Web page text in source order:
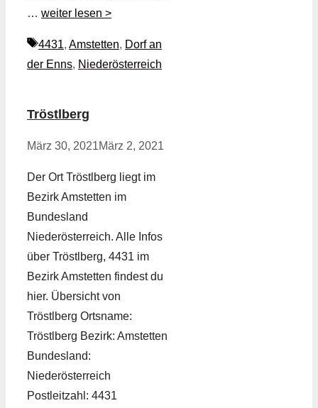
… weiter lesen >
Schlagwörter
4431, Amstetten, Dorf an
der Enns, Niederösterreich
Tröstlberg
März 30, 2021März 2, 2021
Der Ort Tröstlberg liegt im
Bezirk Amstetten im
Bundesland
Niederösterreich. Alle Infos
über Tröstlberg, 4431 im
Bezirk Amstetten findest du
hier. Übersicht von
Tröstlberg Ortsname:
Tröstlberg Bezirk: Amstetten
Bundesland:
Niederösterreich
Postleitzahl: 4431